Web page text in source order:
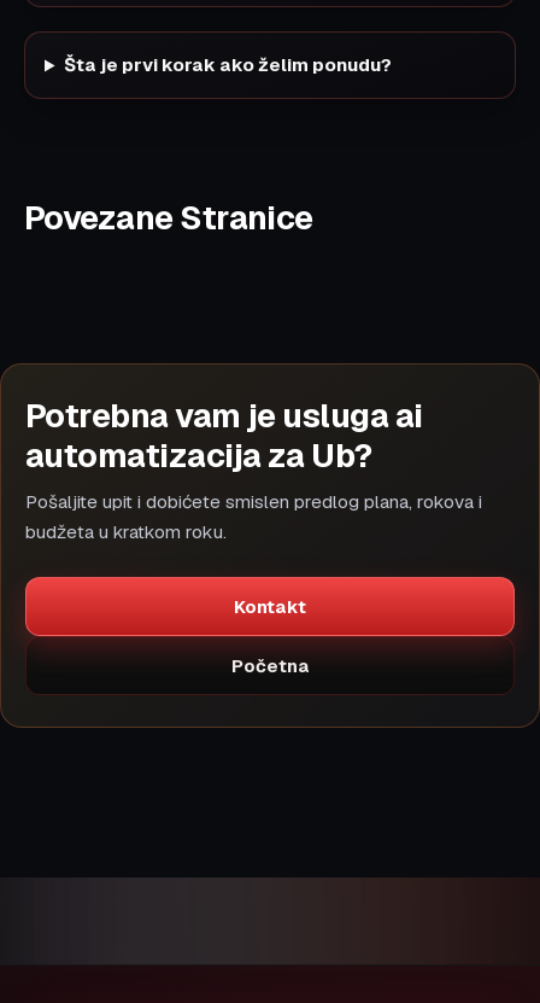
Šta je prvi korak ako želim ponudu?
Povezane Stranice
Potrebna vam je usluga ai
automatizacija za Ub?
Pošaljite upit i dobićete smislen predlog plana, rokova i
budžeta u kratkom roku.
Kontakt
Početna